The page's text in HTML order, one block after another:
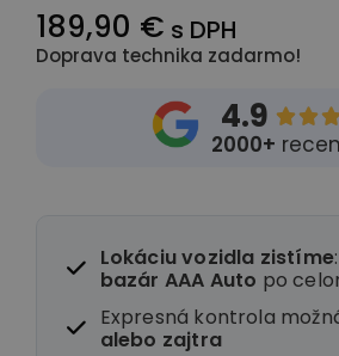
189,90 € s DPH
Doprava technika zadarmo!
4.9 
2000+
Lokáciu vozidla zistíme
bazár AAA Auto po
Expresná kontrola
alebo zajtra